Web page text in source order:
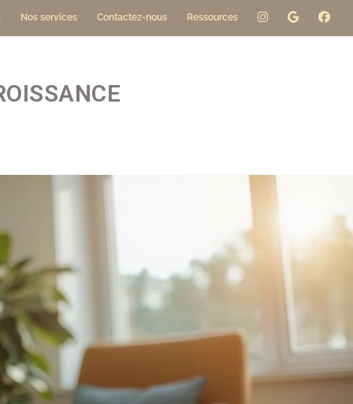
Nos services Contactez-nous Ressources